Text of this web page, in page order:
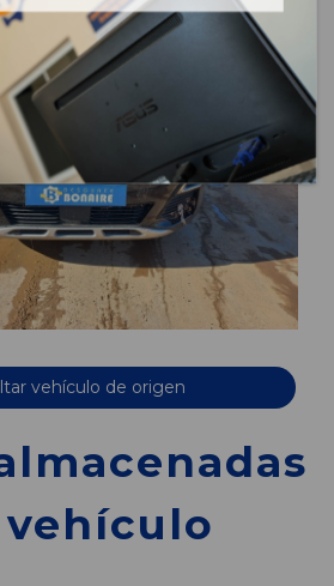
vehículo de origen